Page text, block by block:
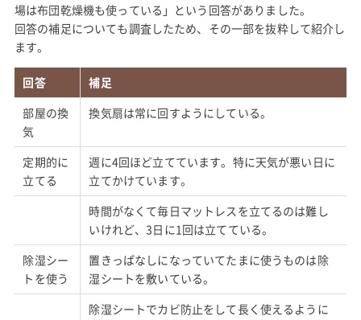
場は布団乾燥機も使っている」という回答がありました。
回答の補足についても調査したため、その一部を抜粋して紹介し
ます。
回答
補足
部屋の換
気
換気扇は常に回すようにしている。
定期的に
立てる
週に4回ほど立てています。特に天気が悪い日に
立てかけています。
時間がなくて毎日マットレスを立てるのは難し
いけれど、3日に1回は立てている。
除湿シー
トを使う
置きっぱなしになっていてたまに使うものは除
湿シートを敷いている。
除湿シートでカビ防止をして長く使えるように